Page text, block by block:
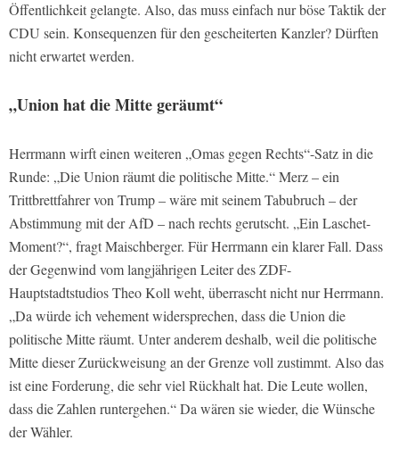
Öffentlichkeit gelangte. Also, das muss einfach nur böse Taktik der
CDU sein. Konsequenzen für den gescheiterten Kanzler? Dürften
nicht erwartet werden.
„Union hat die Mitte geräumt“
Herrmann wirft einen weiteren „Omas gegen Rechts“-Satz in die
Runde: „Die Union räumt die politische Mitte.“ Merz – ein
Trittbrettfahrer von Trump – wäre mit seinem Tabubruch – der
Abstimmung mit der AfD – nach rechts gerutscht. „Ein Laschet-
Moment?“, fragt Maischberger. Für Herrmann ein klarer Fall. Dass
der Gegenwind vom langjährigen Leiter des ZDF-
Hauptstadtstudios Theo Koll weht, überrascht nicht nur Herrmann.
„Da würde ich vehement widersprechen, dass die Union die
politische Mitte räumt. Unter anderem deshalb, weil die politische
Mitte dieser Zurückweisung an der Grenze voll zustimmt. Also das
ist eine Forderung, die sehr viel Rückhalt hat. Die Leute wollen,
dass die Zahlen runtergehen.“ Da wären sie wieder, die Wünsche
der Wähler.